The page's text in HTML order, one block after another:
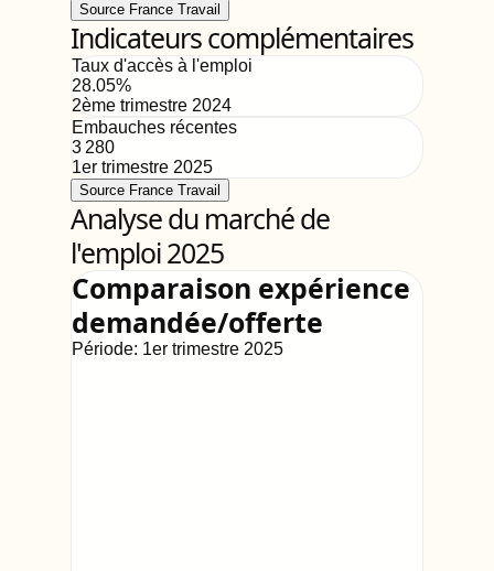
Source France Travail
Indicateurs complémentaires
Taux d'accès à l'emploi
28.05%
2ème trimestre 2024
Embauches récentes
3 280
1er trimestre 2025
Source France Travail
Analyse du marché de
l'emploi 2025
Comparaison expérience
demandée/offerte
Période: 1er trimestre 2025